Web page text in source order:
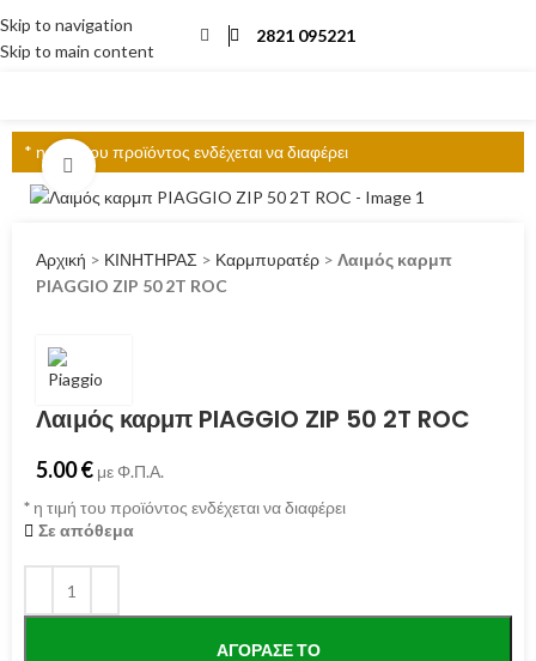
Skip to navigation
Skip to main content
2821 095221
* η τιμή του προϊόντος ενδέχεται να διαφέρει
Click to enlarge
Αρχική > ΚΙΝΗΤΗΡΑΣ > Καρμπυρατέρ > Λαιμός καρμπ
PIAGGIO ZIP 50 2T ROC
Λαιμός καρμπ PIAGGIO ZIP 50 2T ROC
5.00€ με Φ.Π.Α.
*η τιμή του προϊόντος ενδέχεται να διαφέρει
Σε απόθεμα
ΑΓΌΡΑΣΕ ΤΟ